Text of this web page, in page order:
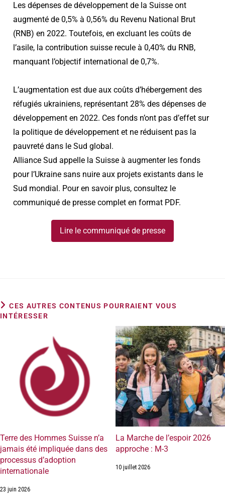
Les dépenses de développement de la Suisse ont
augmenté de 0,5% à 0,56% du Revenu National Brut
(RNB) en 2022. Toutefois, en excluant les coûts de
l’asile, la contribution suisse recule à 0,40% du RNB,
manquant l’objectif international de 0,7%.
L’augmentation est due aux coûts d’hébergement des
réfugiés ukrainiens, représentant 28% des dépenses de
développement en 2022. Ces fonds n’ont pas d’effet sur
la politique de développement et ne réduisent pas la
pauvreté dans le Sud global.
Alliance Sud appelle la Suisse à augmenter les fonds
pour l’Ukraine sans nuire aux projets existants dans le
Sud mondial. Pour en savoir plus, consultez le
communiqué de presse complet en format PDF.
Lire le communiqué de presse
CES AUTRES CONTENUS POURRAIENT VOUS
INTÉRESSER
Terre des Hommes Suisse n’a
jamais été impliquée dans des
processus d’adoption
internationale
23 juin 2026
La Marche de l’espoir 2026
approche : M-3
10 juillet 2026